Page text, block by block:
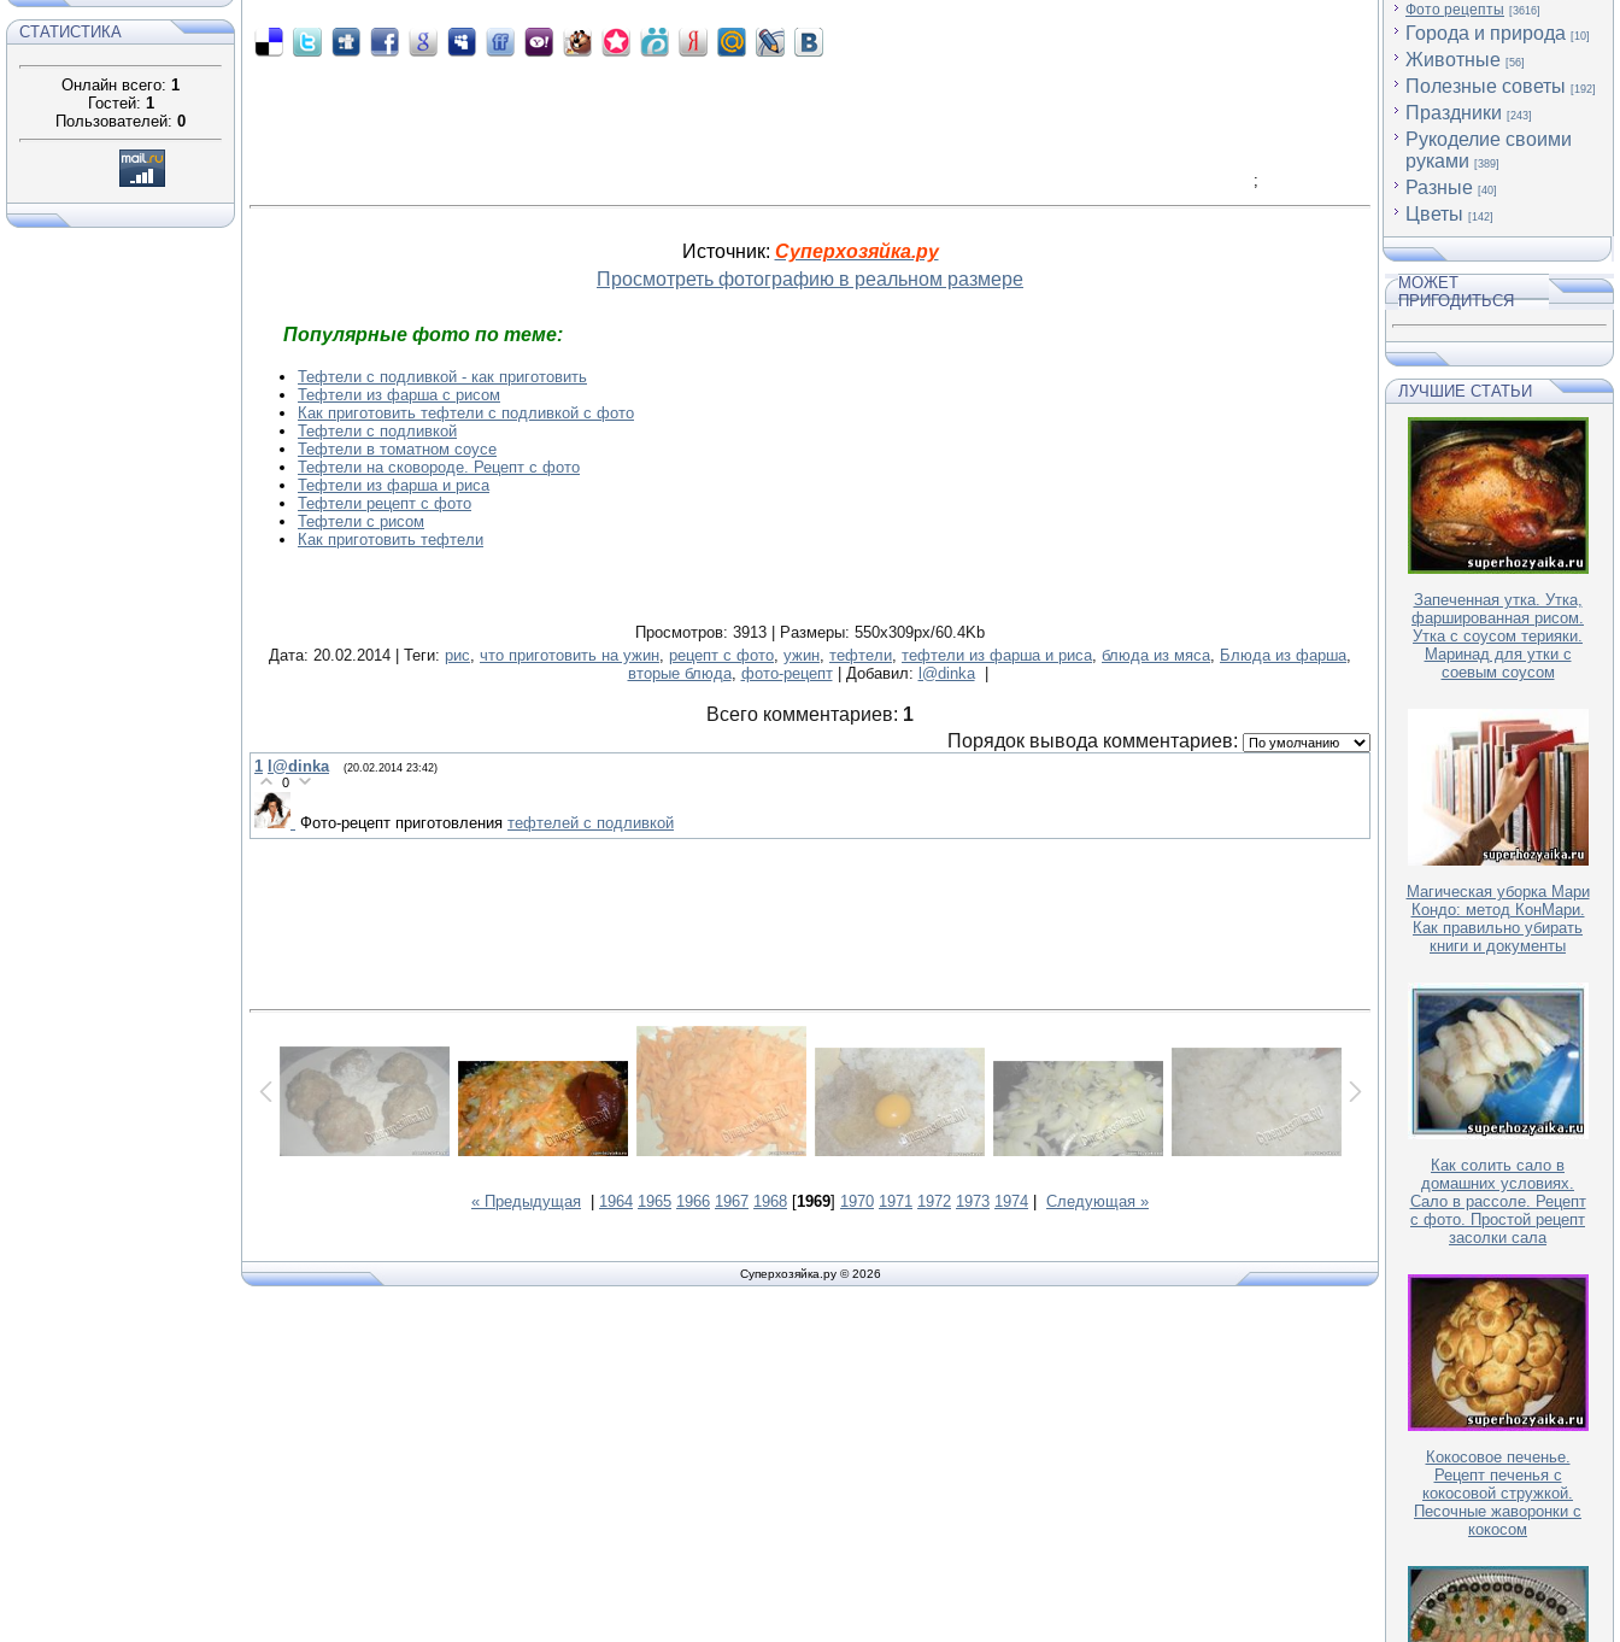
СТАТИСТИКА
Онлайн всего: 1
Гостей: 1
Пользователей: 0
;
Источник: Суперхозяйка.ру
Просмотреть фотографию в реальном размере
Популярные фото по теме:
Тефтели с подливкой - как приготовить
Тефтели из фарша с рисом
Как приготовить тефтели с подливкой с фото
Тефтели с подливкой
Тефтели в томатном соусе
Тефтели на сковороде. Рецепт с фото
Тефтели из фарша и риса
Тефтели рецепт с фото
Тефтели с рисом
Как приготовить тефтели
Просмотров: 3913 | Размеры: 550x309px/60.4Kb
Дата: 20.02.2014 | Теги: рис, что приготовить на ужин, рецепт с фото, ужин, тефтели, тефтели из фарша и риса, блюда из мяса, Блюда из фарша,
вторые блюда, фото-рецепт| Добавил: l@dinka|
Всего комментариев: 1
Порядок вывода комментариев:
1 l@dinka (20.02.2014 23:42)
0
Фото-рецепт приготовления тефтелей с подливкой
« Предыдущая 1964 1965 1966 1967 1968 [1969] 1970 1971 1972 1973 1974 Следующая »
Суперхозяйка.ру © 2026
Фото рецепты [3616]
Города и природа [10]
Животные [56]
Полезные советы [192]
Праздники [243]
Рукоделие своими
руками [389]
Разные [40]
Цветы [142]
МОЖЕТ
ПРИГОДИТЬСЯ
ЛУЧШИЕ СТАТЬИ
Запеченная утка. Утка,
фаршированная рисом.
Утка с соусом терияки.
Маринад для утки с
соевым соусом
Магическая уборка Мари
Кондо: метод КонМари.
Как правильно убирать
книги и документы
Как солить сало в
домашних условиях.
Сало в рассоле. Рецепт
с фото. Простой рецепт
засолки сала
Кокосовое печенье.
Рецепт печенья с
кокосовой стружкой.
Песочные жаворонки с
кокосом